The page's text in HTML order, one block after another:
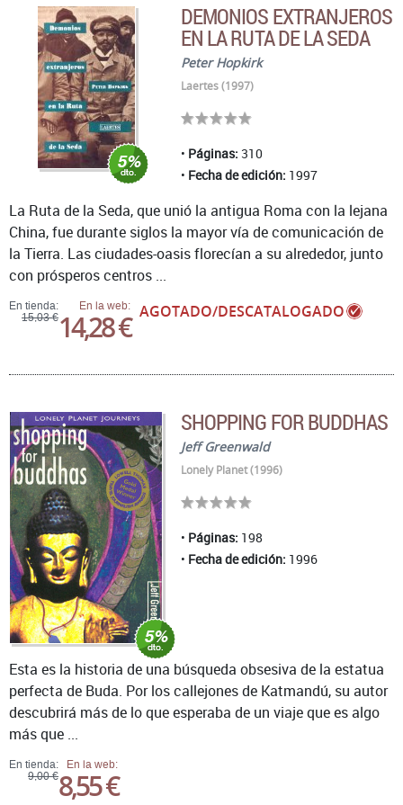
DEMONIOS EXTRANJEROS
EN LA RUTA DE LA SEDA
Peter Hopkirk
Laertes (1997)
Páginas: 310
Fecha de edición: 1997
En tienda:
15,03 €
En la web:
14,28 € AGOTADO/DESCATALOGADO
La Ruta de la Seda, que unió la antigua Roma con la lejana
China, fue durante siglos la mayor vía de comunicación de
la Tierra. Las ciudades-oasis florecían a su alrededor, junto
con prósperos centros ...
SHOPPING FOR BUDDHAS
Jeff Greenwald
Lonely Planet (1996)
Páginas: 198
Fecha de edición: 1996
En tienda:
9,00 €
En la web:
8,55 €
Esta es la historia de una búsqueda obsesiva de la estatua
perfecta de Buda. Por los callejones de Katmandú, su autor
descubrirá más de lo que esperaba de un viaje que es algo
más que ...